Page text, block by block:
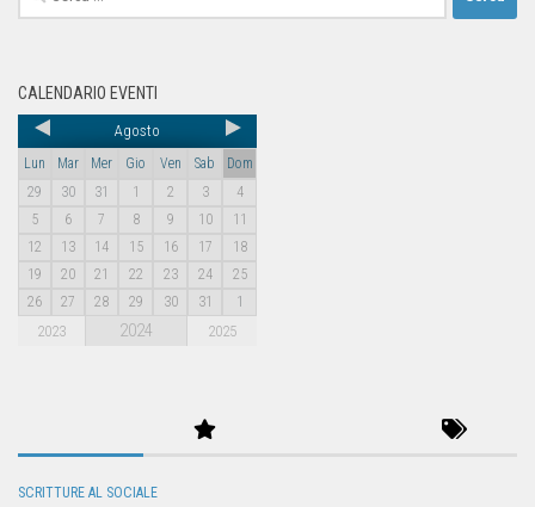
CALENDARIO EVENTI
Agosto
Lun Mar Mer Gio Ven Sab
Dom
29
30 31 1 2 3
4
5
6 7 8 9 10
11
12
13 14 15 16 17
18
19
20 21 22 23 24
25
26
27 28 29 30 31 1
2023 2024 2025
SCRITTURE AL SOCIALE